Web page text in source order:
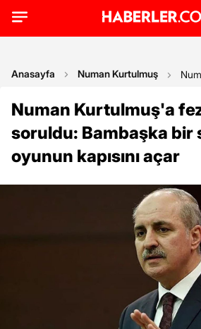
Anasayfa Numan Kurtulmuş
Numan Kurtulmuş'a
soruldu: Bambaşka bir
oyunun kapısını açar